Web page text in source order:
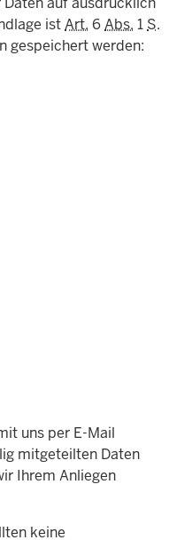
istArt. 6Abs. 1S.
gespeichert werden:
uns per E-Mail
mitgeteilten Daten
Ihrem Anliegen
keine